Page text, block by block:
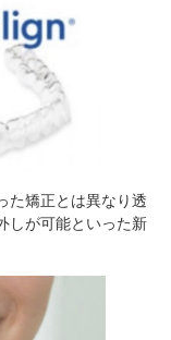
た矯正とは異なり透
しが可能といった新